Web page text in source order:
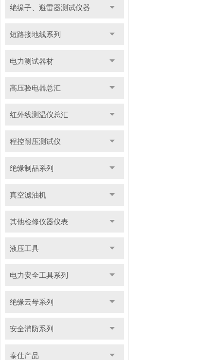
绝缘子、避雷器测试仪器
短路接地线系列
电力测试器材
高压验电器总汇
红外线测温仪总汇
程控耐压测试仪
绝缘制品系列
真空滤油机
其他检修仪器仪表
液压工具
电力安全工具系列
绝缘云母系列
安全消防系列
泰仕产品